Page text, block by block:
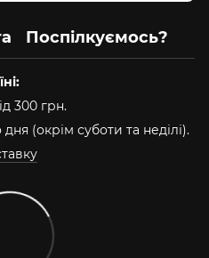
Поспілкуємось?
300 грн.
(окрім суботи та неділі).